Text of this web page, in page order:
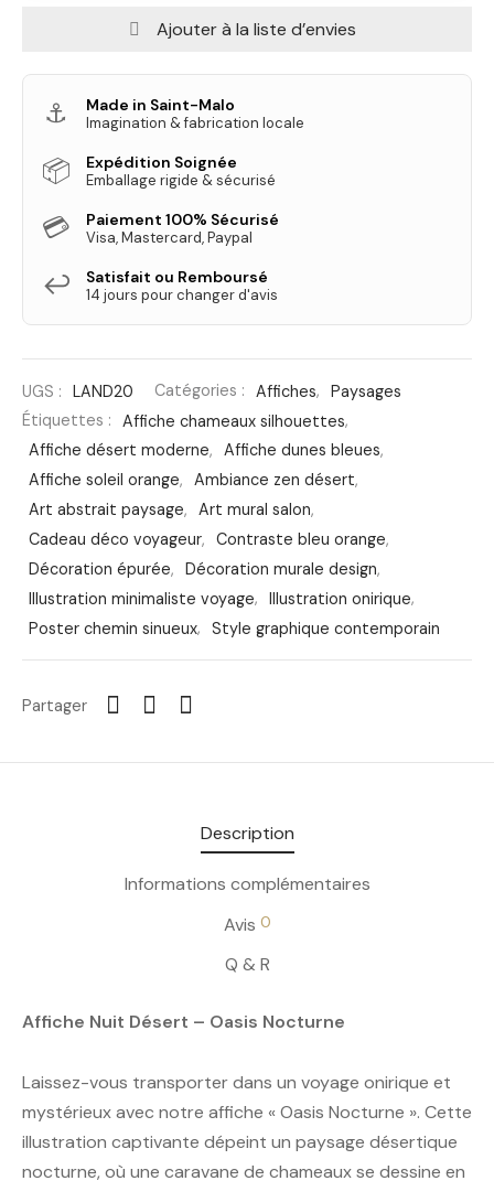
Ajouter à la liste d’envies
⚓ Made in Saint-Malo
Imagination & fabrication locale
📦 Expédition Soignée
Emballage rigide & sécurisé
💳 Paiement 100% Sécurisé
Visa, Mastercard, Paypal
↩️ Satisfait ou Remboursé
14 jours pour changer d'avis
UGS : LAND20 Catégories : Affiches,
Paysages
Étiquettes :
Affiche chameaux silhouettes,
Affiche désert moderne, Affiche dunes bleues,
Affiche soleil orange, Ambiance zen désert,
Art abstrait paysage, Art mural salon,
Cadeau déco voyageur, Contraste bleu orange,
Décoration épurée, Décoration murale design,
Illustration minimaliste voyage, Illustration onirique,
Poster chemin sinueux, Style graphique contemporain
Partager
Description
Informations complémentaires
Avis 0
Q & R
Affiche Nuit Désert – Oasis Nocturne
Laissez-vous transporter dans un voyage onirique et
mystérieux avec notre affiche « Oasis Nocturne ». Cette
illustration captivante dépeint un paysage désertique
nocturne, où une caravane de chameaux se dessine en